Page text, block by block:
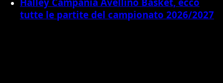
tutte le partite del campionato 2026/2027